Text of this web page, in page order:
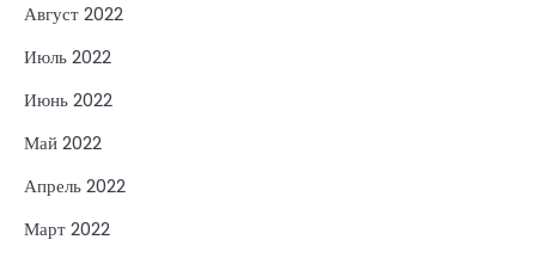
Август 2022
Июль 2022
Июнь 2022
Май 2022
Апрель 2022
Март 2022